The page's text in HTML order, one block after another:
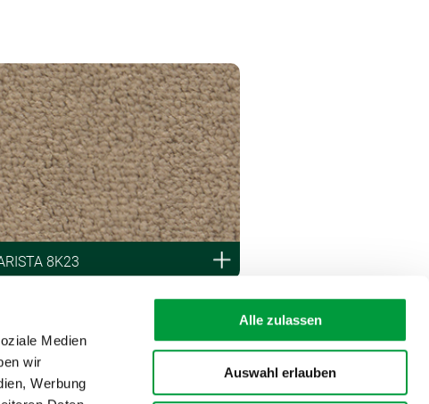
Medien
wir
Werbung
Alle zulassen
Auswahl erlauben
8K23